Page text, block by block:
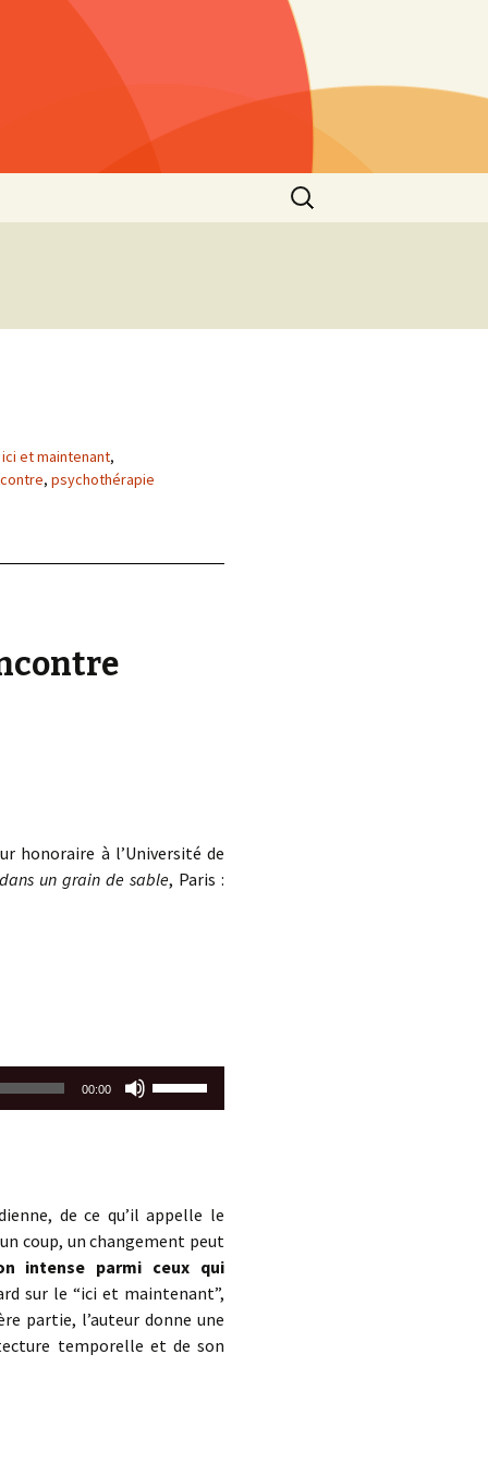
Rechercher :
ici et maintenant,
, psychothérapie
honoraire à l’Université de
un grain de sable, Paris :
00:00
augmenter
ou
diminuer
le
volume.
de ce qu’il appelle le
coup, un changement peut
intense parmi ceux qui
sur le “ici et maintenant”,
partie, l’auteur donne une
temporelle et de son